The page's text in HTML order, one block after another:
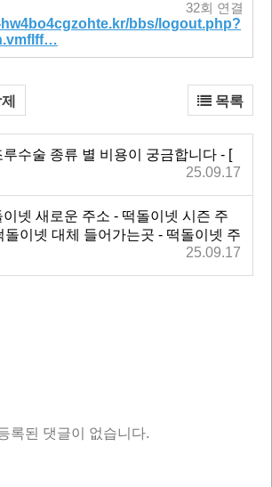
hw4bo4cgzohte.kr/bbs/logout.php?
32회 연결
목록
루수술 종류 별 비용이 궁금합니다 - [
25.09.17
이넷 새로운 주소 - 떡돌이넷 시즌 주
돌이넷 대체 들어가는곳 - 떡돌이넷 주
25.09.17
록된 댓글이 없습니다.